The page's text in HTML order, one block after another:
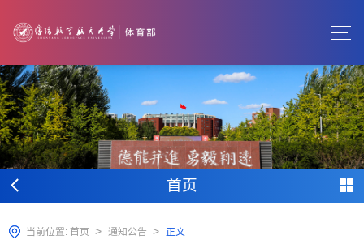
首页
当前位置: 首页 > 通知公告 > 正文